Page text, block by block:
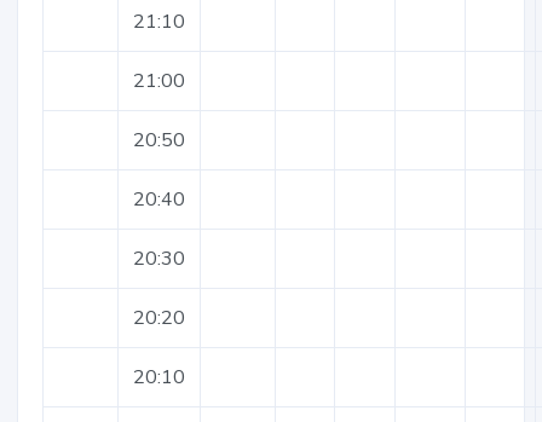
21:10
21:00
20:50
20:40
20:30
20:20
20:10